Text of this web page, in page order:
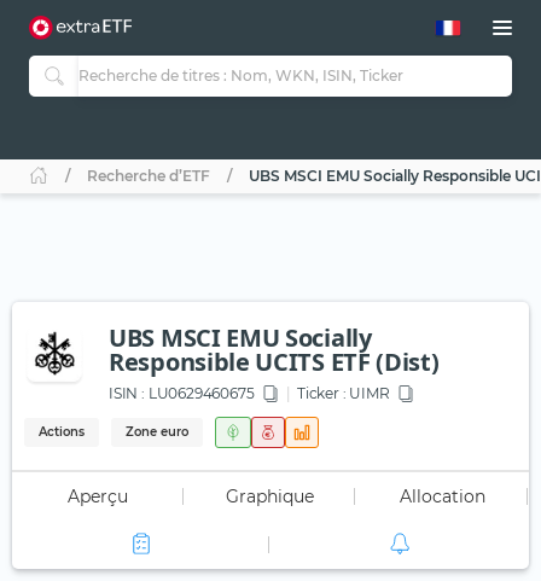
Recherche d’ETF UBS MSCI EMU Socially Responsible
UBS MSCI EMU Socially
Responsible UCITS ETF (Dist)
ISIN : LU0629460675 Ticker : UIMR
Actions Zone euro
Aperçu Graphique Allocation